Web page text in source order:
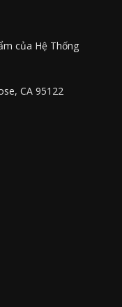
của Hệ Thống
CA 95122